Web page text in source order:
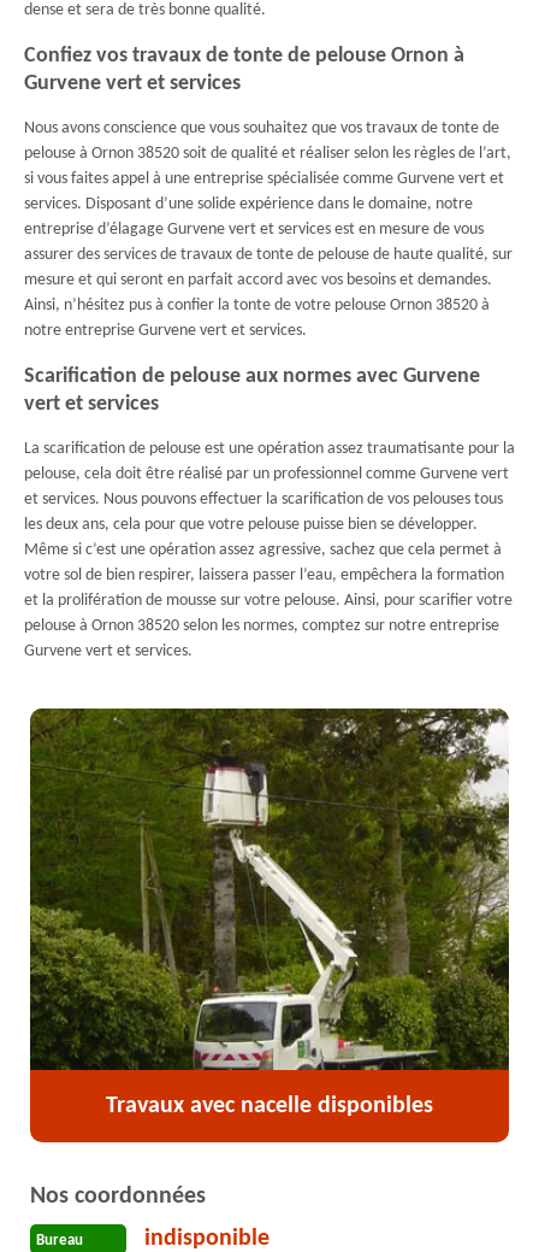
dense et sera de très bonne qualité.
Confiez vos travaux de tonte de pelouse Ornon à
Gurvene vert et services
Nous avons conscience que vous souhaitez que vos travaux de tonte de
pelouse à Ornon 38520 soit de qualité et réaliser selon les règles de l’art,
si vous faites appel à une entreprise spécialisée comme Gurvene vert et
services. Disposant d’une solide expérience dans le domaine, notre
entreprise d’élagage Gurvene vert et services est en mesure de vous
assurer des services de travaux de tonte de pelouse de haute qualité, sur
mesure et qui seront en parfait accord avec vos besoins et demandes.
Ainsi, n’hésitez pus à confier la tonte de votre pelouse Ornon 38520 à
notre entreprise Gurvene vert et services.
Scarification de pelouse aux normes avec Gurvene
vert et services
La scarification de pelouse est une opération assez traumatisante pour la
pelouse, cela doit être réalisé par un professionnel comme Gurvene vert
et services. Nous pouvons effectuer la scarification de vos pelouses tous
les deux ans, cela pour que votre pelouse puisse bien se développer.
Même si c’est une opération assez agressive, sachez que cela permet à
votre sol de bien respirer, laissera passer l’eau, empêchera la formation
et la prolifération de mousse sur votre pelouse. Ainsi, pour scarifier votre
pelouse à Ornon 38520 selon les normes, comptez sur notre entreprise
Gurvene vert et services.
Travaux avec nacelle disponibles
Nos coordonnées
Bureau indisponible